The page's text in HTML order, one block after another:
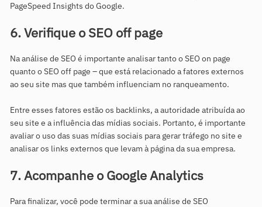
PageSpeed Insights do Google.
6. Verifique o SEO off page
Na análise de SEO é importante analisar tanto o SEO on page
quanto o SEO off page – que está relacionado a fatores externos
ao seu site mas que também influenciam no ranqueamento.
Entre esses fatores estão os backlinks, a autoridade atribuída ao
seu site e a influência das mídias sociais. Portanto, é importante
avaliar o uso das suas mídias sociais para gerar tráfego no site e
analisar os links externos que levam à página da sua empresa.
7. Acompanhe o Google Analytics
Para finalizar, você pode terminar a sua análise de SEO